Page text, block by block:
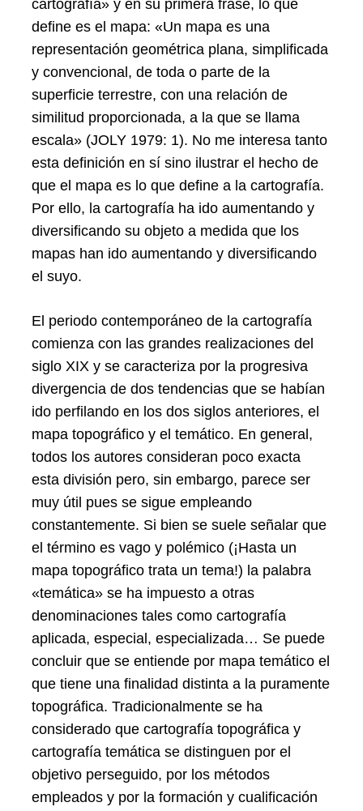
cartografía» y en su primera frase, lo que
define es el mapa: «Un mapa es una
representación geométrica plana, simplificada
y convencional, de toda o parte de la
superficie terrestre, con una relación de
similitud proporcionada, a la que se llama
escala» (JOLY 1979: 1). No me interesa tanto
esta definición en sí sino ilustrar el hecho de
que el mapa es lo que define a la cartografía.
Por ello, la cartografía ha ido aumentando y
diversificando su objeto a medida que los
mapas han ido aumentando y diversificando
el suyo.
El periodo contemporáneo de la cartografía
comienza con las grandes realizaciones del
siglo XIX y se caracteriza por la progresiva
divergencia de dos tendencias que se habían
ido perfilando en los dos siglos anteriores, el
mapa topográfico y el temático. En general,
todos los autores consideran poco exacta
esta división pero, sin embargo, parece ser
muy útil pues se sigue empleando
constantemente. Si bien se suele señalar que
el término es vago y polémico (¡Hasta un
mapa topográfico trata un tema!) la palabra
«temática» se ha impuesto a otras
denominaciones tales como cartografía
aplicada, especial, especializada… Se puede
concluir que se entiende por mapa temático el
que tiene una finalidad distinta a la puramente
topográfica. Tradicionalmente se ha
considerado que cartografía topográfica y
cartografía temática se distinguen por el
objetivo perseguido, por los métodos
empleados y por la formación y cualificación